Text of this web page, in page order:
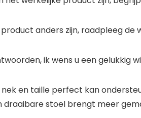
anders zijn, raadpleeg de
ik wens u een gelukkig
en taille perfect kan
draaibare stoel brengt meer